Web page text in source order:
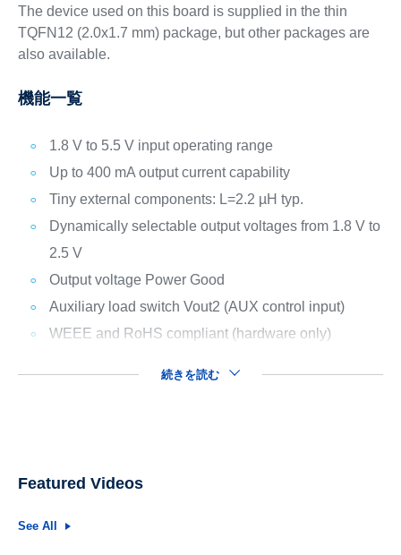
The device used on this board is supplied in the thin
TQFN12 (2.0x1.7 mm) package, but other packages are
also available.
機能一覧
1.8 V to 5.5 V input operating range
Up to 400 mA output current capability
Tiny external components: L=2.2 µH typ.
Dynamically selectable output voltages from 1.8 V to
2.5 V
Output voltage Power Good
Auxiliary load switch Vout2 (AUX control input)
WEEE and RoHS compliant (hardware only)
続きを読む
Featured Videos
See All